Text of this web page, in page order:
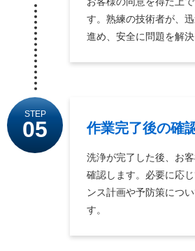
す。熟練の技術者が、
進め、安全に問題を解決
STEP
05 作業完了後の確
洗浄が完了した後、お
確認します。必要に応
ンス計画や予防策につ
す。